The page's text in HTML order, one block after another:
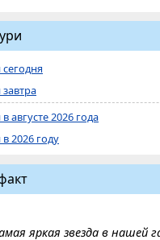
августе 2026 года
2026 году
яркая звезда в нашей